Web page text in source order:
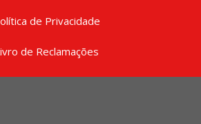
de Privacidade
de Reclamações